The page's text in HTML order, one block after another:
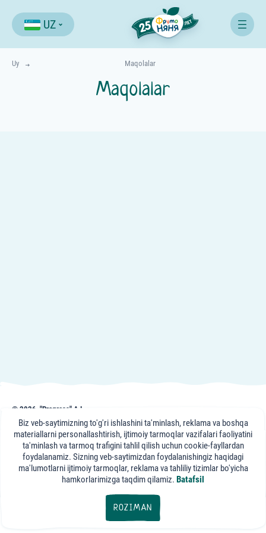
UZ
Uy Maqolalar
Maqolalar
Barcha maqolalar
© 2026, "Progress" AJ
frutonyanya.uz sahifasidagi nashr, maslahat va videomateriallar axborot uchun
keltirilgan. Portal mutaxassislari maslahati axborot xususiyatiga ega bo'lib,
sizning davolovchi shifokoringizga tashrifning o'rnini bosa olmaydi.
"FrutoNyanya"
ijtimoiy tarmoqlarda:
Biz veb-saytimizning to'g'ri ishlashini ta'minlash, reklama va boshqa
materiallarni personallashtirish, ijtimoiy tarmoqlar vazifalari faoliyatini
ta'minlash va tarmoq trafigini tahlil qilish uchun cookie-fayllardan
foydalanamiz. Sizning veb-saytimizdan foydalanishingiz haqidagi
ma'lumotlarni ijtimoiy tarmoqlar, reklama va tahliliy tizimlar bo'yicha
hamkorlarimizga taqdim qilamiz. Batafsil
ROZIMAN